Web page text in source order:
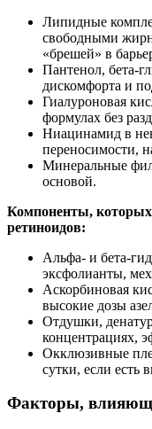
Липидные
свободными
«брешей» в
Пантенол,
дискомфорта и
Гиалуроновая
формулах без
Ниацинамид в
переносимости,
Минеральные
основой.
Компоненты, которых
ретиноидов:
Альфа‑ и
эксфолианты,
Аскорбиновая
высокие дозы
Отдушки,
концентрациях,
Окклюзивные
сутки, если есть
Факторы,